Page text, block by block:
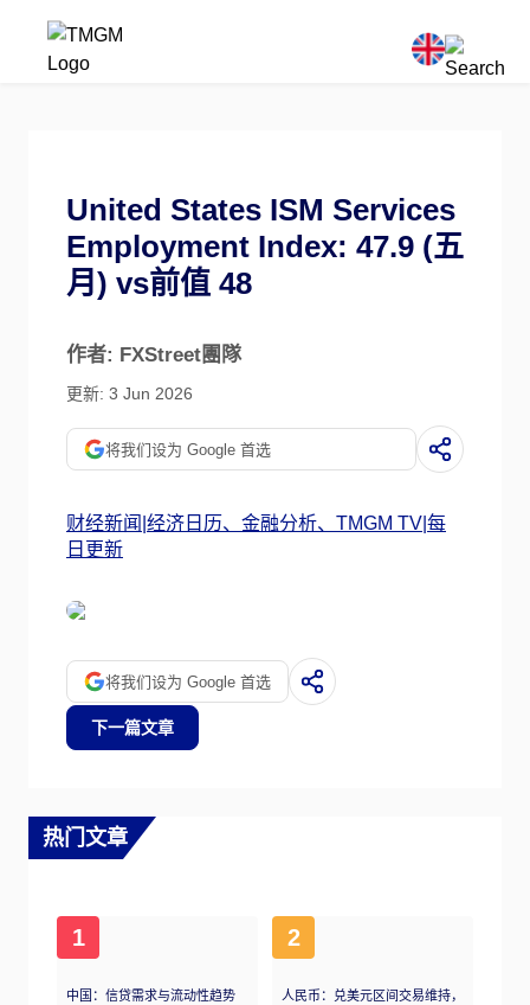
United States ISM Services
Employment Index: 47.9 (五
月) vs前值 48
作者: FXStreet團隊
更新: 3 Jun 2026
将我们设为 Google 首选
财经新闻|经济日历、金融分析、TMGM TV|每
日更新
将我们设为 Google 首选
下一篇文章
热门文章
1
中国：信贷需求与流动性趋势
2
人民币：兑美元区间交易维持，